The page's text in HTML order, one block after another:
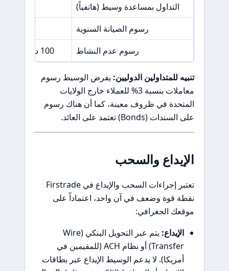
التداول بمساعدة وسيط (هاتفياً)
رسوم الصيانة السنوية
رسوم عدم النشاط
100 دولار (فقط بعد سنوات من الهجر التام)
تنبيه للمتداولين الدوليين: يفرض الوسيط رسوم
معاملات بنسبة 3% للعملاء خارج الولايات
المتحدة في ظروف معينة، كما أن هناك رسوم
على السندات (Bonds) تعتمد على العائد.
الإيداع والسحب
تعتبر إجراءات السحب والإيداع في Firstrade
نقطة قوة وضعف في آن واحد، اعتماداً على
موقعك الجغرافي:
الإيداع:
يتم عبر التحويل البنكي (Wire
Transfer) أو نظام ACH (للمقيمين في
أمريكا). لا يدعم الوسيط الإيداع عبر بطاقات